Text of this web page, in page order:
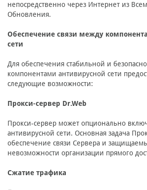
непосредственно через Интернет из
Обновления.
Обеспечение связи между
сети
Для обеспечения стабильной и
компонентами антивирусной сети
следующие возможности:
Прокси-сервер Dr.Web
Прокси-сервер может опционально
антивирусной сети. Основная задача
обеспечение связи Сервера и
невозможности организации прямого
Сжатие трафика